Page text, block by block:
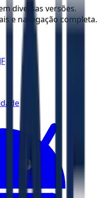
diversas versões.
e navegação completa.